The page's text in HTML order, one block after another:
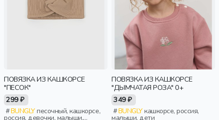
ПОВЯЗКА ИЗ КАШКОРСЕ
"ПЕСОК"
299 ₽
BUNGLYпесочный, кашкорсе,
россия, девочки, малыши,
ПОВЯЗКА ИЗ КАШКОРСЕ
"ДЫМЧАТАЯ РОЗА" 0+
349 ₽
BUNGLYкашкорсе, россия,
малыши, дети